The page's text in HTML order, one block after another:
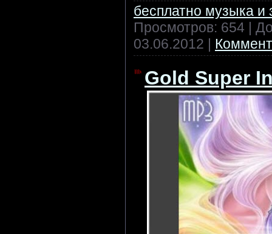
бесплатно музыка и
Просмотров: 654 |
03.06.2012
Gold Super